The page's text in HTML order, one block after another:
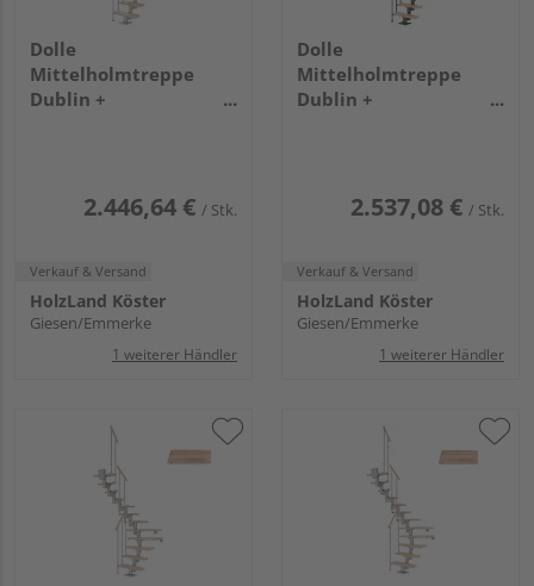
Dolle
Mittelholmtreppe
Dublin +
Metallkomp perlgrau
2.446,64 € / Stk.
Verkauf & Versand
HolzLand Köster
Giesen/Emmerke
1 weiterer Händler
Dolle
Mittelholmtreppe
Dublin +
Metallkomp anthrazit
2.537,08 € / Stk.
Verkauf & Versand
HolzLand Köster
Giesen/Emmerke
1 weiterer Händler